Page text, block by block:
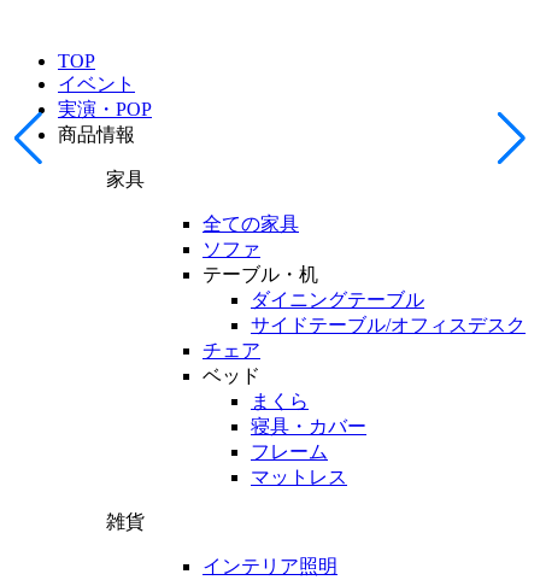
TOP
イベント
実演・POP
商品情報
家具
全ての家具
ソファ
テーブル・机
ダイニングテーブル
サイドテーブル/オフィスデスク
チェア
ベッド
まくら
寝具・カバー
フレーム
マットレス
雑貨
インテリア照明